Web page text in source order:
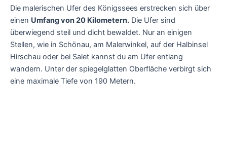
Die malerischen Ufer des Königssees erstrecken sich über
einen Umfang von 20 Kilometern. Die Ufer sind
überwiegend steil und dicht bewaldet. Nur an einigen
Stellen, wie in Schönau, am Malerwinkel, auf der Halbinsel
Hirschau oder bei Salet kannst du am Ufer entlang
wandern. Unter der spiegelglatten Oberfläche verbirgt sich
eine maximale Tiefe von 190 Metern.